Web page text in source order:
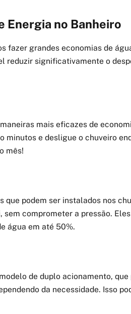
Energia no Banheiro
fazer grandes economias de
reduzir significativamente o
mais eficazes de
minutos e desligue o chuveiro
mês!
que podem ser instalados nos
sem comprometer a pressão.
água em até 50%.
de duplo acionamento,
da necessidade. Isso